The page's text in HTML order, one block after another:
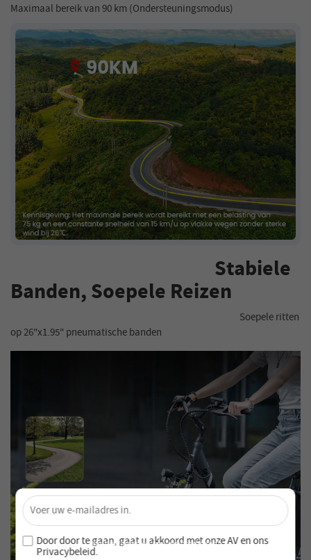
Maximaal bereik van 90 km (Ondersteuningsmodus)
Stabiele
Banden, Soepele Reizen
Soepele ritten
op 26"x1.95" pneumatische banden
Ontgrendel 4% Korting – Schrijf je nu in!
Word lid van onze nieuwsbrief en mis nooit speciale
aanbiedingen en nieuwe producten!
×
Door door te gaan, gaat u akkoord met onzeAV enons
Privacybeleid.